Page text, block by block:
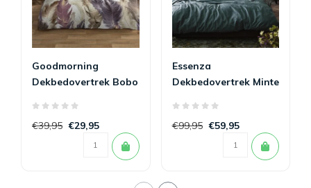
Goodmorning
Dekbedovertrek Bobo
€39,95 €29,95
Essenza
Dekbedovertrek Minte
€99,95 €59,95